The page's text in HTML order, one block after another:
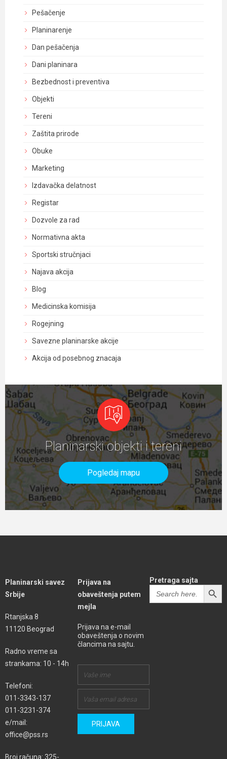
Pešačenje
Planinarenje
Dan pešačenja
Dani planinara
Bezbednost i preventiva
Objekti
Tereni
Zaštita prirode
Obuke
Marketing
Izdavačka delatnost
Registar
Dozvole za rad
Normativna akta
Sportski stručnjaci
Najava akcija
Blog
Medicinska komisija
Rogejning
Savezne planinarske akcije
Akcija od posebnog znacaja
Planinarski objekti i tereni
Pogledaj mapu
Planinarski savez
Srbije
Rtanjska 8
11120 Beograd
Radno vreme sa
strankama: 10 - 14h
Telefoni:
011-3343-137
011-3231-374
e/mail:
office@pss.rs
Broj računa: 325-
Prijava na
obaveštenja putem
mejla
Prijava na e-mail
obaveštenja o novim
člancima na sajtu.
Pretraga sajta
Search
for:
SEARCH